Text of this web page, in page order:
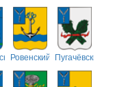
Ровенский Пугачёвский